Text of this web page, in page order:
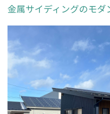
金属サイディングのモダ